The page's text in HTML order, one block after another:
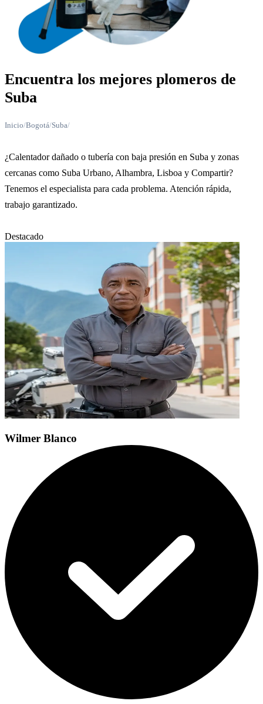
Encuentra los mejores plomeros de
Suba
Inicio/Bogotá/Suba/
¿Calentador dañado o tubería con baja presión en Suba y zonas
cercanas como Suba Urbano, Alhambra, Lisboa y Compartir?
Tenemos el especialista para cada problema. Atención rápida,
trabajo garantizado.
Destacado
Wilmer Blanco